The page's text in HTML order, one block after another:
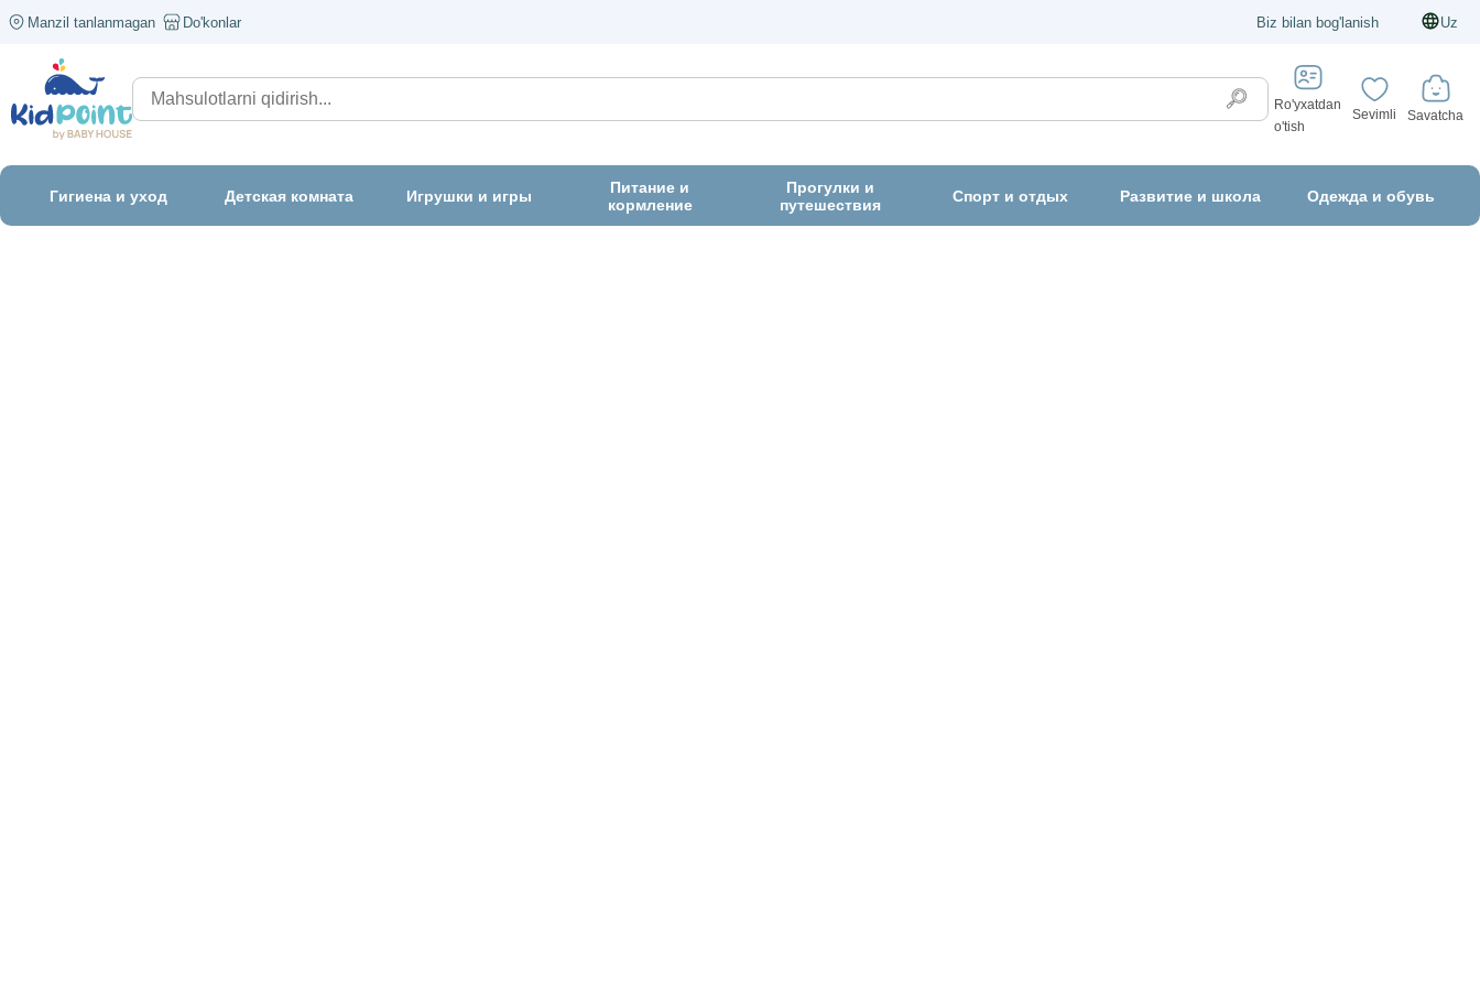
Manzil tanlanmagan Do'konlar Biz bilan bog'lanish Uz
Ro'yxatdan
o'tish
Sevimli Savatcha
Гигиена и уход Детская комната Игрушки и игры
Питание и
кормление
Прогулки и
путешествия
Спорт и отдых Развитие и школа Одежда и обувь